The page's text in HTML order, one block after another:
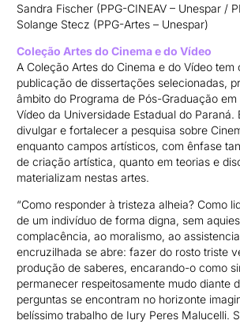
Sandra Fischer (PPG-CINEAV – Unespar /
Solange Stecz (PPG-Artes – Unespar)
Coleção Artes do Cinema e do Vídeo
A Coleção Artes do Cinema e do Vídeo tem
publicação de dissertações selecionadas,
âmbito do Programa de Pós-Graduação
Vídeo da Universidade Estadual do Paraná.
divulgar e fortalecer a pesquisa sobre
enquanto campos artísticos, com ênfase
de criação artística, quanto em teorias e
materializam nestas artes.
“Como responder à tristeza alheia? Como
de um indivíduo de forma digna, sem
complacência, ao moralismo, ao
encruzilhada se abre: fazer do rosto triste
produção de saberes, encarando-o como
permanecer respeitosamente mudo diante
perguntas se encontram no horizonte
belíssimo trabalho de Iury Peres Malucelli.